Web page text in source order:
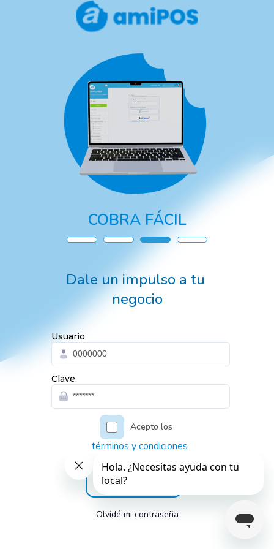
COBRA FÁCIL
Dale un impulso a tu
negocio
Usuario
Clave
Acepto los
términos y condiciones
Iniciar Sesión
Olvidé mi contraseña